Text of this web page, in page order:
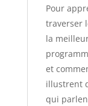
Pour
traverser
la
et
illustrent
qui